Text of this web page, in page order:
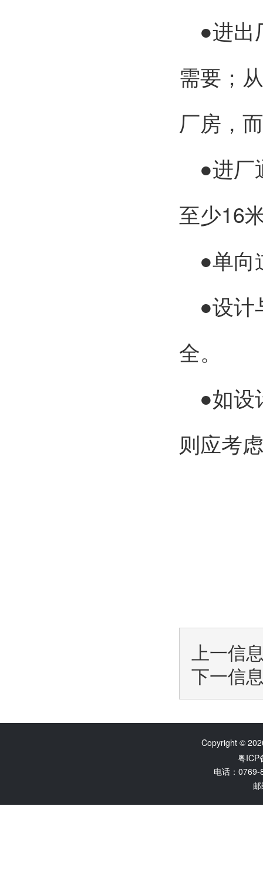
●进出
需要；
厂房，
●进厂
至少16
●单向
●设计
全。
●如设
则应考
上一信
下一信
Copyright ©
粤ICP
电话：